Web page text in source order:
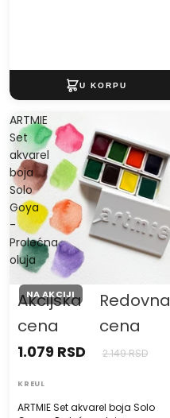
ARTMIE
Set
akvarel
boja
Solo
Goya
-
Prolećna
oluja
NA AKCIJI
ARTMIE Set akvarel boja Solo
Akcijska
cena
1.079 RSD
Redovna
cena
2.149 RSD
KREUL